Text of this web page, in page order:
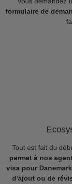
formulaire de
Tout est fait du
permet à nos
visa pour Danemark
d'ajout ou de